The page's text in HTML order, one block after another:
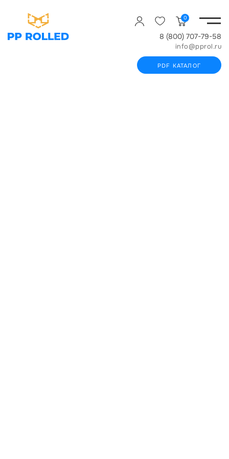
0
8 (800) 707-79-58
info@pprol.ru
PDF КАТАЛОГ